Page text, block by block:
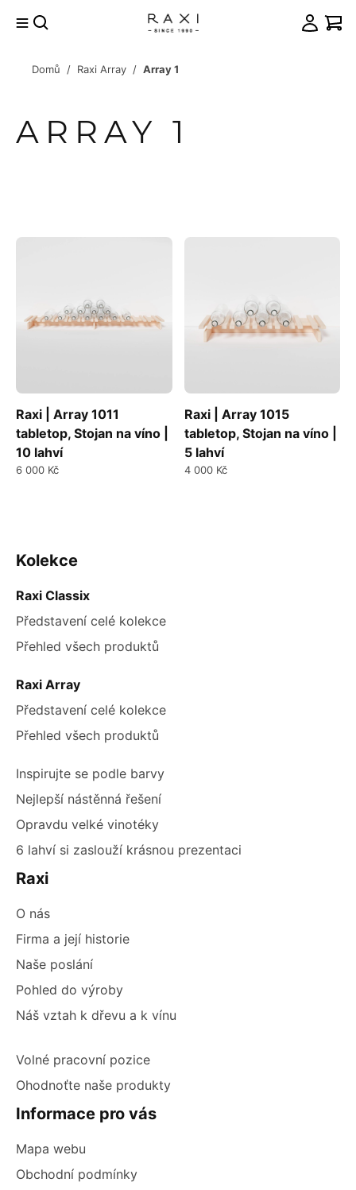
Domů / Raxi Array / Array 1
ARRAY 1
VÝPIS
Raxi | Array 1011
tabletop, Stojan na víno |
10 lahví
6 000 Kč
Raxi | Array 1015
tabletop, Stojan na víno |
5 lahví
4 000 Kč
prvky
výpisu
ZÁPATÍ
Kolekce
Raxi Classix
Představení celé kolekce
Přehled všech produktů
Raxi Array
Představení celé kolekce
Přehled všech produktů
Inspirujte se podle barvy
Nejlepší nástěnná řešení
Opravdu velké vinotéky
6 lahví si zaslouží krásnou prezentaci
Raxi
O nás
Firma a její historie
Naše poslání
Pohled do výroby
Náš vztah k dřevu a k vínu
Volné pracovní pozice
Ohodnoťte naše produkty
Informace pro vás
Mapa webu
Obchodní podmínky